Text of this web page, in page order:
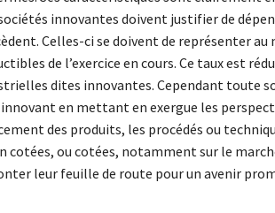
innovantes doivent justifier de
Celles-ci se doivent de représenter au
de l’exercice en cours. Ce taux est
dites innovantes. Cependant toute
en mettant en exergue les
des produits, les procédés ou
cotées, ou cotées, notamment sur le
leur feuille de route pour un avenir